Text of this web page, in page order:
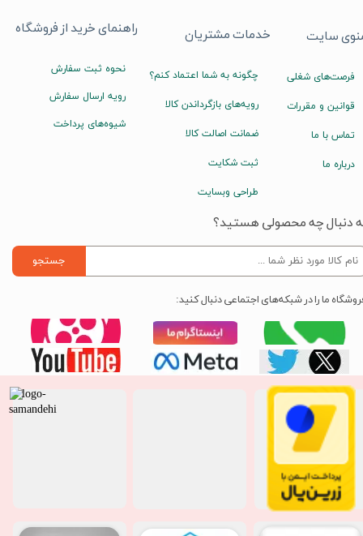
راهنمای خرید از فروشگاه
نحوه ثبت سفارش
رویه ارسال سفارش
شیوه‌های پرداخت
خدمات مشتریان
چگونه به شما اعتماد کنم؟
رویه‌های بازگرداندن کالا
ضمانت اصالت کالا
ثبت شکایت
طراحی وبسایت
سایت
فرصت‌های شغلی
قوانین و مقررات
تماس با ما
درباره ما
دنبال چه محصولی هستید؟
جستجو
ما را در شبکه‌های اجتماعی دنبال کنید: